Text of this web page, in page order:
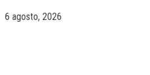
6 agosto, 2026